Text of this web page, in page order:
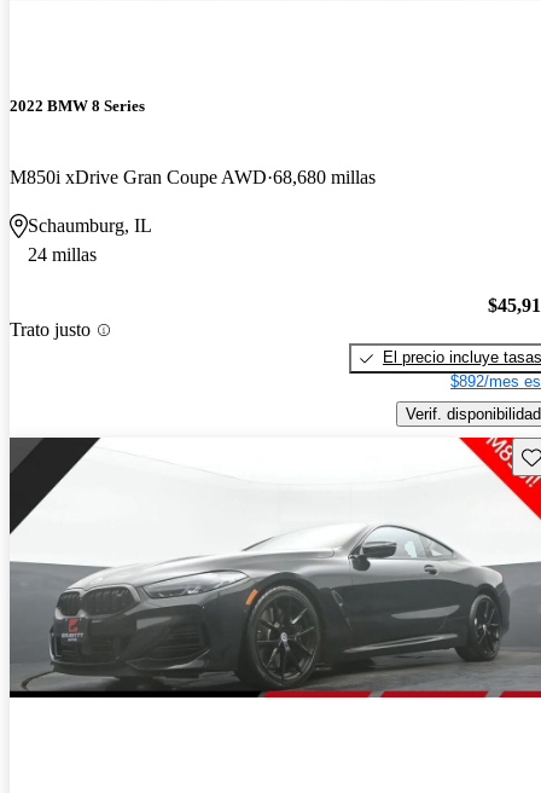
2022 BMW 8 Series
M850i xDrive Gran Coupe AWD 68,680 millas
Schaumburg, IL
24 millas
Trato justo
El precio incluye tasas
$892/mes
Verif. disponibilidad